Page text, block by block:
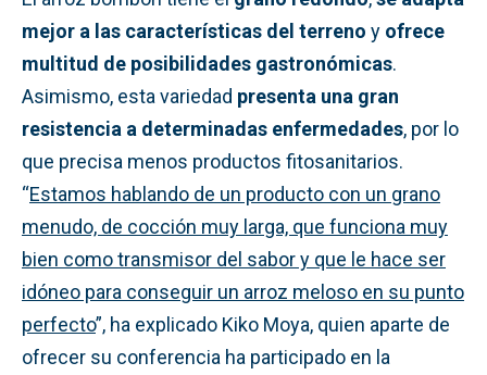
mejor a las características del terreno y ofrece
multitud de posibilidades gastronómicas.
Asimismo, esta variedad presenta una gran
resistencia a determinadas enfermedades, por lo
que precisa menos productos fitosanitarios.
“Estamos hablando de un producto con un grano
menudo, de cocción muy larga, que funciona muy
bien como transmisor del sabor y que le hace ser
idóneo para conseguir un arroz meloso en su punto
perfecto”, ha explicado Kiko Moya, quien aparte de
ofrecer su conferencia ha participado en la